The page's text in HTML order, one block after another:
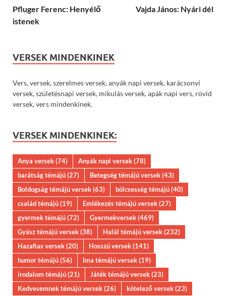
Pfluger Ferenc: Henyélő
istenek
Vajda János: Nyári dél
VERSEK MINDENKINEK
Vers, versek, szerelmes versek, anyák napi versek, karácsonyi
versek, születésnapi versek, mikulás versek, apák napi vers, rövid
versek, vers mindenkinek.
VERSEK MINDENKINEK:
Anya versek(74) Anyák napi versek(78)
barátság témájú(27) Betegség témájú versek(43)
Boldogság témájú versek(63) bölcsesség témájú(40)
család témájú(19) Emlékezés témájú versek(27)
gyermek témájú(72) Gyermekversek(469)
Gyász témájú versek(38) Halál témájú versek(232)
Hazafias versek(20) Hosszú versek(141)
humor témájú(56) Ima témájú versek(19)
irodalom témájú(21) Játék témájú versek(23)
Kedvesemnek témájú versek(26) kötelező versek(23)